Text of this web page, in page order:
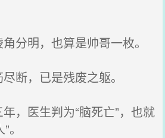
分明，也算是帅哥一枚。
断，已是残废之躯。
，医生判为“脑死亡”，也就